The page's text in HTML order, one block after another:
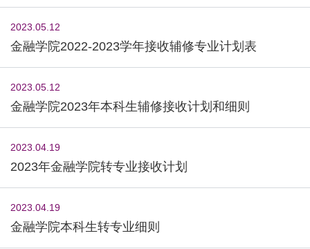
2023.05.12
金融学院2022-2023学年接收辅修专业计划表
2023.05.12
金融学院2023年本科生辅修接收计划和细则
2023.04.19
2023年金融学院转专业接收计划
2023.04.19
金融学院本科生转专业细则